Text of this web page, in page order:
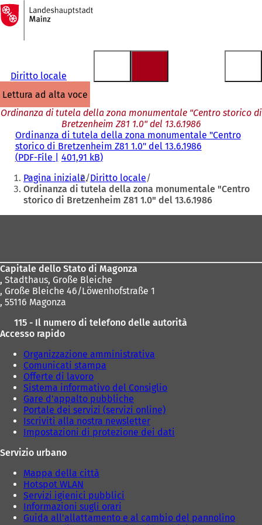
Vai al contenuto
Alla
pagina
iniziale
Diritto locale
lettura ad alta voce
Ordinanza di tutela della zona monumentale "Centro storico di
Bretzenheim Z81 1.0" del 13.6.1986
Ordinanza di tutela della zona monumentale "Centro
storico di Bretzenheim Z81 1.0" del 13.6.1986
PDF-File 401,91 kB
Siete
qui:
Pagina iniziale Diritto locale
Ordinanza di tutela della zona monumentale "Centro
storico di Bretzenheim Z81 1.0" del 13.6.1986
Capitale dello Stato di Magonza
, Stadthaus, Große Bleiche
, Große Bleiche 46/Löwenhofstraße 1
, 55116 Magonza
115 - Il numero di telefono delle autorità
Accesso rapido
Organizzazione amministrativa
Comunicati stampa
Offerte di lavoro
Sistema informativo del Consiglio
Gare d'appalto pubbliche
Portale dei servizi (servizi online)
Iscriviti alla nostra newsletter
Impostazioni di protezione dei dati
Servizio urbano
Mappa della città
Hotspot WLAN
Servizi igienici pubblici
Informazioni sugli orari
Guida all'allattamento e al cambio del pannolino